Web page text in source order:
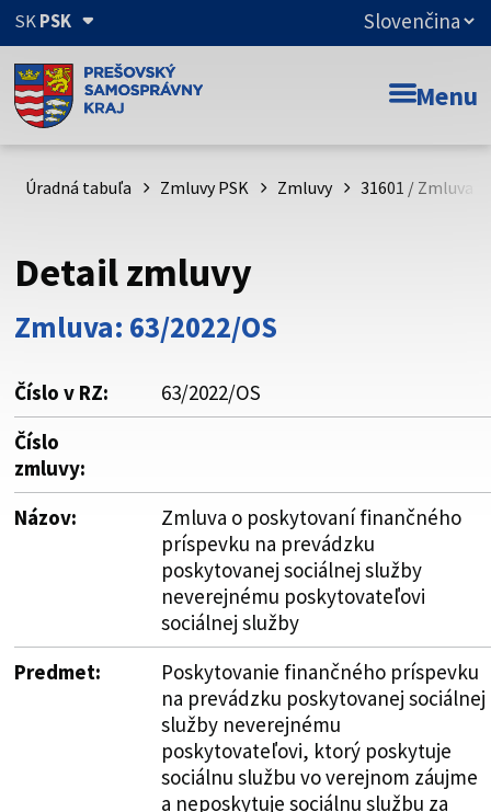
SKPSK
Doména psk.sk je oficiálna
Toto je oficiálna webová stránka Prešovského
psk.sk.
Buďte pozorní a vždy sa uistite, že zdieľate informácie iba
cez zabezpečenú webovú stránku. Zabezpečená stránka
vždy začína https:// pred názvom domény webového sídla.
Menu
Úradná tabuľa Zmluvy PSK Zmluvy 31601 / Zmluva
Detail zmluvy
Zmluva: 63/2022/OS
Číslo v RZ:
63/2022/OS
Číslo
zmluvy:
Názov:
Zmluva o poskytovaní finančného
príspevku na prevádzku
poskytovanej sociálnej služby
neverejnému poskytovateľovi
sociálnej služby
Predmet:
Poskytovanie finančného príspevku
na prevádzku poskytovanej sociálnej
služby neverejnému
poskytovateľovi, ktorý poskytuje
sociálnu službu vo verejnom záujme
a neposkytuje sociálnu službu za